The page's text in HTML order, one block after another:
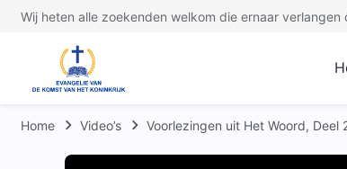
Wij heten alle zoekenden welkom die ernaar verlangen
Home Video’s Voorlezingen uit Het Woord, Deel